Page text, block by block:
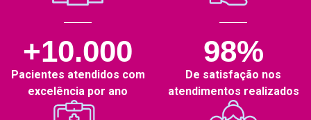
+10.000
Pacientes atendidos com
excelência por ano
98%
De satisfação nos
atendimentos realizados